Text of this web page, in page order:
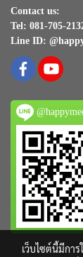
Contact us:
Tel: 081-705-
Line ID:
เว็บไซต์นี้มีกา